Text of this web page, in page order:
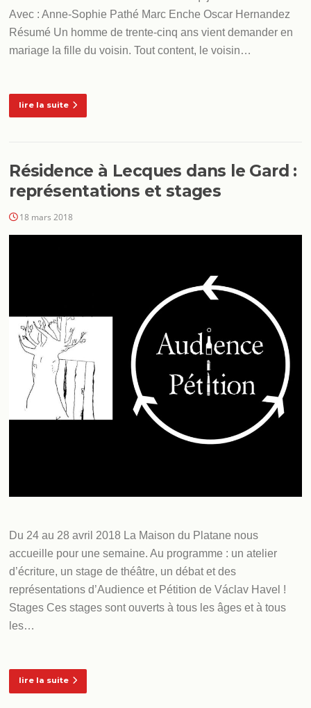
Avec : Anne-Sophie Pathé Marc Enche Oscar Hernandez
Résumé Un homme de trente-cinq ans vient demander en
mariage la fille du voisin. Tout content, le voisin…
lire la suite
Résidence à Lecques dans le Gard :
représentations et stages
18 mars 2018
Du 24 au 28 avril 2018 La Maison du Platane nous
accueille pour une semaine. Au programme : un atelier
d’écriture, un stage de théâtre, un débat et des
représentations d’Audience et Pétition de Václav Havel !
Stages Ces stages sont ouverts à tous les âges et à tous
les…
lire la suite